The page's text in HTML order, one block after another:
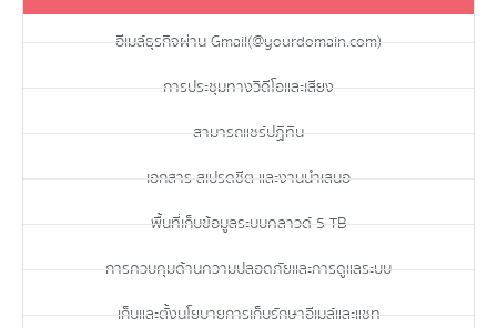
อีเมล์ธุรกิจผ่าน Gmail(@yourdomain.com)
การประชุมทางวิดีโอและเสียง
สามารถแชร์ปฏิทิน
เอกสาร สเปรดชีต และงานนำเสนอ
พื้นที่เก็บข้อมูลระบบคลาวด์ 5 TB
การควบคุมด้านความปลอดภัยและการดูแลระบบ
เก็บและตั้งนโยบายการเก็บรักษาอีเมล์และแชท